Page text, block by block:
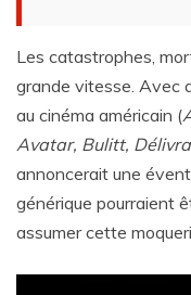
Les catastrophes,
grande vitesse. Avec
au cinéma américain (
Avatar, Bulitt,
annoncerait une
générique pourraient
assumer cette